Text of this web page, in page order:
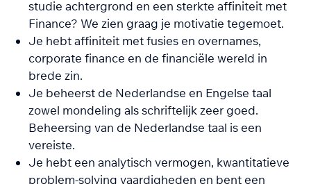
studie achtergrond en een sterkte affiniteit met
Finance? We zien graag je motivatie tegemoet.
Je hebt affiniteit met fusies en overnames,
corporate finance en de financiële wereld in
brede zin.
Je beheerst de Nederlandse en Engelse taal
zowel mondeling als schriftelijk zeer goed.
Beheersing van de Nederlandse taal is een
vereiste.
Je hebt een analytisch vermogen, kwantitatieve
problem-solving vaardigheden en bent een